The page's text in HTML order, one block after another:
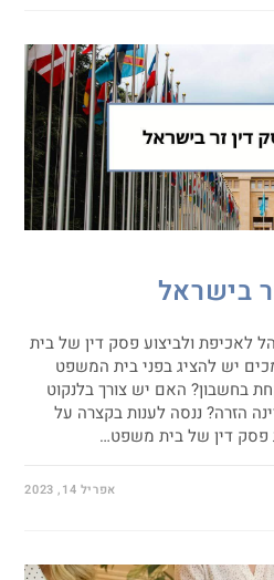
בישראל
לאכיפת ולביצוע פסק דין של בית
יש להציג בפני בית המשפט
בחשבון? האם יש צורך בלנקוט
הזרה? ננסה לענות בקצרה על
דין של בית משפט…
אפריל 14, 2023